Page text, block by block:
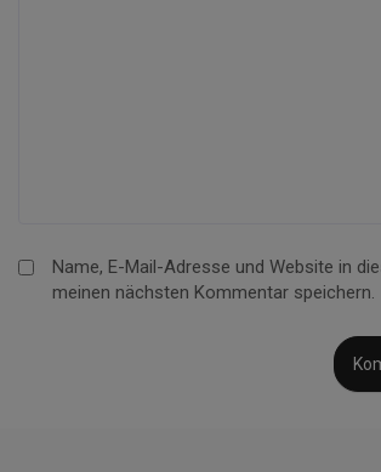
Name, E-Mail-Adresse und Website in
meinen nächsten Kommentar speichern.